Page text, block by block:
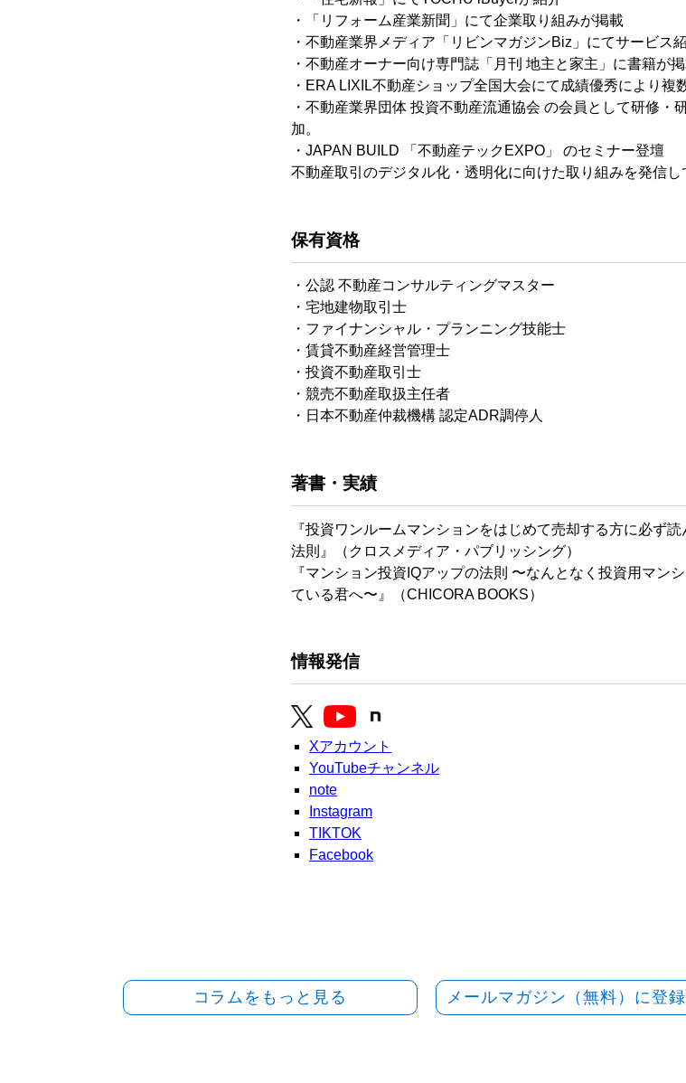
・「リフォーム産業新聞」にて企業取り組みが掲載
・不動産業界メディア「リビンマガジンBiz」にてサービス
・不動産オーナー向け専門誌「月刊 地主と家主」に書籍が
・ERA LIXIL不動産ショップ全国大会にて成績優秀により複
・不動産業界団体 投資不動産流通協会 の会員として研修・
加。
・JAPAN BUILD 「不動産テックEXPO」 のセミナー登壇
不動産取引のデジタル化・透明化に向けた取り組みを発信し
保有資格
・公認 不動産コンサルティングマスター
・宅地建物取引士
・ファイナンシャル・プランニング技能士
・賃貸不動産経営管理士
・投資不動産取引士
・競売不動産取扱主任者
・日本不動産仲裁機構 認定ADR調停人
著書・実績
『投資ワンルームマンションをはじめて売却する方に必ず
法則』（クロスメディア・パブリッシング）
『マンション投資IQアップの法則 〜なんとなく投資用マン
ている君へ〜』（CHICORA BOOKS）
情報発信
Xアカウント
YouTubeチャンネル
note
Instagram
TIKTOK
Facebook
コラムをもっと見る メールマガジン（無料）に登